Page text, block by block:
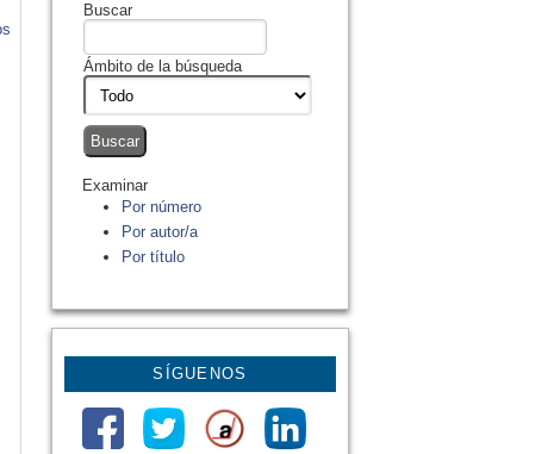
Buscar
Ámbito de la búsqueda
Examinar
Por número
Por autor/a
Por título
SÍGUENOS